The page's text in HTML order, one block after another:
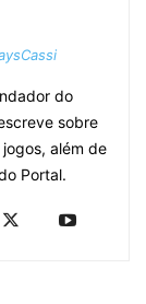
do
sobre
além de
Portal.